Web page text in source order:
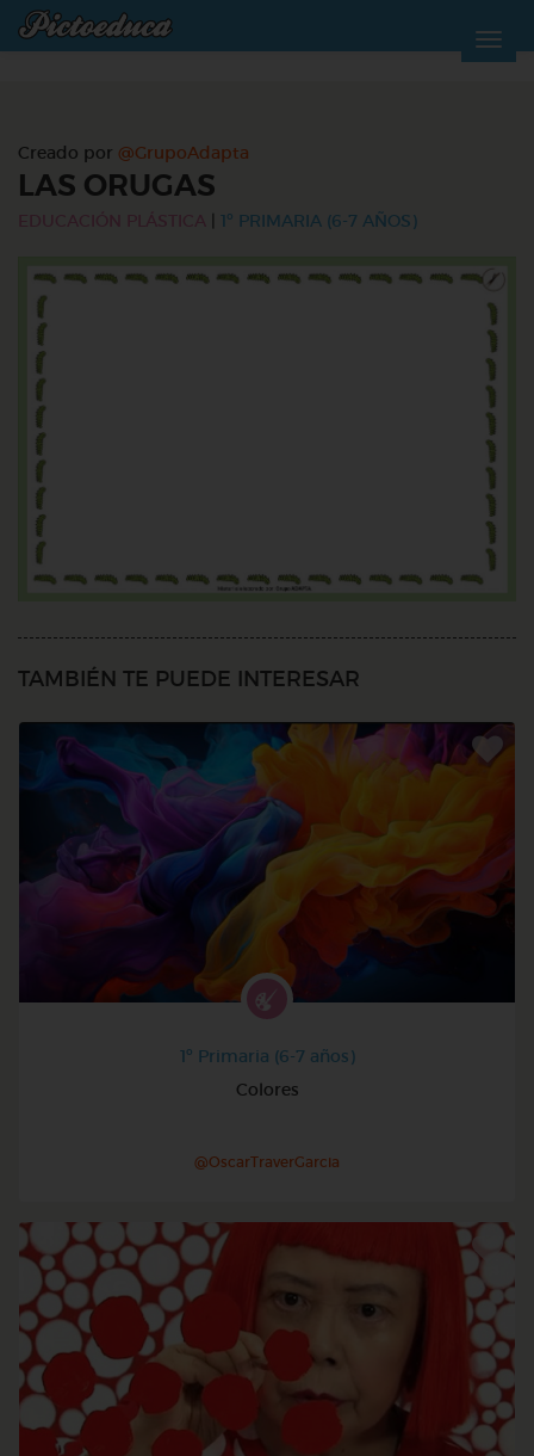
Creado por @GrupoAdapta
LAS ORUGAS
EDUCACIÓN PLÁSTICA 1º PRIMARIA (6-7 AÑOS)
TAMBIÉN TE PUEDE INTERESAR
1º Primaria (6-7 años)
Colores
@OscarTraverGarcia